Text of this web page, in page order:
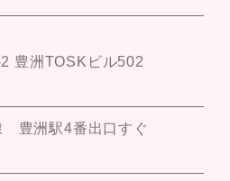
豊洲TOSKビル502
豊洲駅4番出口すぐ